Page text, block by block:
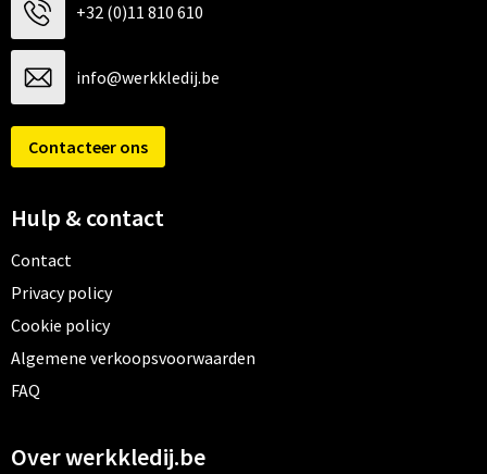
+32 (0)11 810 610
info@werkkledij.be
Contacteer ons
Hulp & contact
Contact
Privacy policy
Cookie policy
Algemene verkoopsvoorwaarden
FAQ
Over werkkledij.be